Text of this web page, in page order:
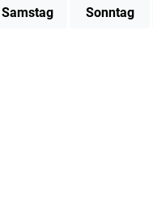
Samstag Sonntag